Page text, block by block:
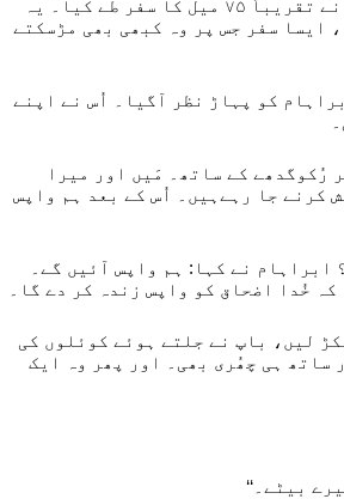
تقریباً ۵۷ میل کا سفر طے کیا۔ یہ
ایسا سفر جس پر وہ کبھی بھی مڑسکتے
کو پہاڑ نظر آگیا۔ اُس نے اپنے
رُکوگدھے کے ساتھ۔ مَیں اور میرا
کرنے جا رہےہیں۔ اُس کے بعد ہم واپس
ابراہام نے کہا: ہم واپس آئیں گے۔
خُدا اضحاق کو واپس زندہ کر دے گا۔
لیں، باپ نے جلتے ہوئے کوئلوں کی
ساتھ ہی چھُری بھی۔ اور پھر وہ ایک
بیٹے۔‘‘